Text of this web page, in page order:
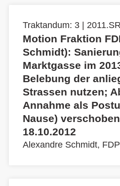
Traktandum: 3 |
Motion Fraktion
Schmidt):
Marktgasse im
Belebung der
Strassen nutzen;
Annahme als
Nause)
18.10.2012
Alexandre Schmidt, FDP